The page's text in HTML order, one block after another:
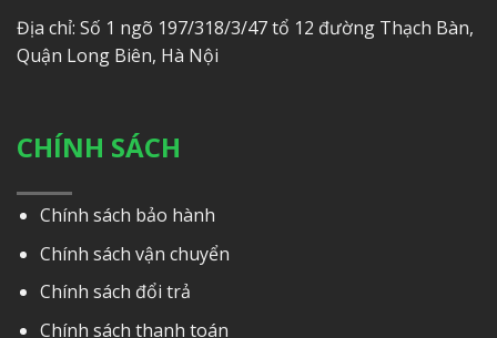
Địa chỉ: Số 1 ngõ 197/318/3/47 tổ 12 đường Thạch Bàn,
Quận Long Biên, Hà Nội
CHÍNH SÁCH
Chính sách bảo hành
Chính sách vận chuyển
Chính sách đổi trả
Chính sách thanh toán